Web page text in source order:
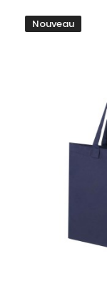
Nouveau